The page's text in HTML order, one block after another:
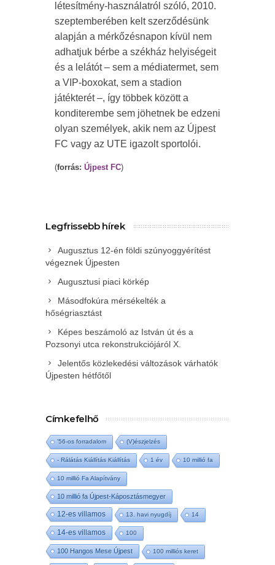
létesítmény-használatról szóló, 2010.
szeptemberében kelt szerződésünk
alapján a mérkőzésnapon kívül nem
adhatjuk bérbe a székház helyiségeit
és a lelátót – sem a médiatermet, sem
a VIP-boxokat, sem a stadion
játékterét –, így többek között a
konditerembe sem jöhetnek be edzeni
olyan személyek, akik nem az Újpest
FC vagy az UTE igazolt sportolói.
(forrás: Újpest FC)
Legfrissebb hírek
Augusztus 12-én földi szúnyoggyérítést
végeznek Újpesten
Augusztusi piaci körkép
Másodfokúra mérsékelték a
hőségriasztást
Képes beszámoló az István út és a
Pozsonyi utca rekonstrukciójáról X.
Jelentős közlekedési változások várhatók
Újpesten hétfőtől
Címkefelhő
'56-os forradalom (V)észjelzés
- Rálátás Kiállítás Kiállítás 1 év 10 millió fa
10 millió Fa Alapítvány
10 millió fa Újpest-Káposztásmegyer
12-es villamos 13. havi nyugdíj 14
14-es villamos 100
100 Hangos Mese Újpest 100 milliós keret